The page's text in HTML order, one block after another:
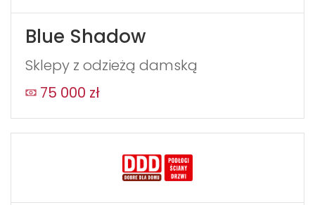
Blue Shadow
Sklepy z odzieżą damską
75 000 zł